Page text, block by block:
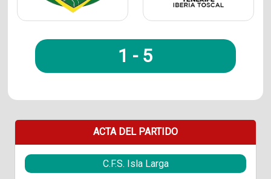
1 - 5
ACTA DEL PARTIDO
C.F.S. Isla Larga